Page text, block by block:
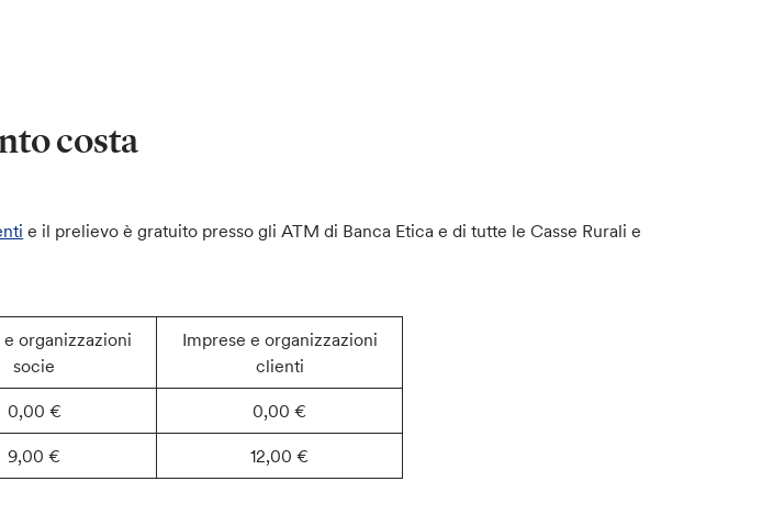
costa
e il prelievo è gratuito presso gli ATM di Banca Etica e di tutte le Casse Rurali e
e organizzazioni
socie
Imprese e organizzazioni
clienti
0,00 € 0,00 €
9,00 € 12,00 €